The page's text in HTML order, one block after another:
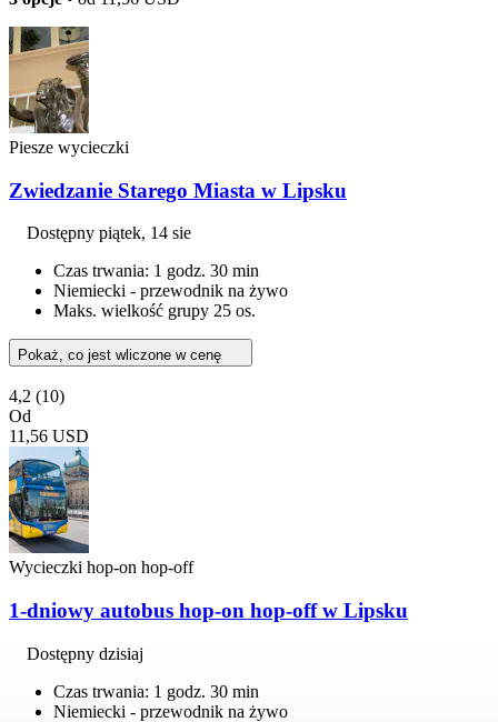
Piesze wycieczki
Zwiedzanie Starego Miasta w Lipsku
Dostępny piątek, 14 sie
Czas trwania: 1 godz. 30 min
Niemiecki - przewodnik na żywo
Maks. wielkość grupy 25 os.
Pokaż, co jest wliczone w cenę
4,2 (10)
Od
11,56 USD
Wycieczki hop-on hop-off
1-dniowy autobus hop-on hop-off w Lipsku
Dostępny dzisiaj
Czas trwania: 1 godz. 30 min
Niemiecki - przewodnik na żywo